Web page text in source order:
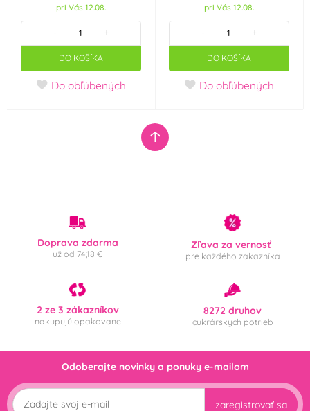
pri Vás 12.08.
- +
DO KOŠÍKA
Do obľúbených
pri Vás 12.08.
- +
DO KOŠÍKA
Do obľúbených
Doprava zdarma
už od 74,18 €
Zľava za vernosť
pre každého zákazníka
2 ze 3 zákazníkov
nakupujú opakovane
8272 druhov
cukrárskych potrieb
Odoberajte novinky a ponuky e-mailom
zaregistrovať sa